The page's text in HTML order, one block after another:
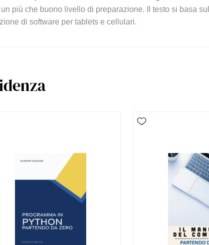
più che buono livello di preparazione. Il testo si basa
di software per tablets e cellulari.